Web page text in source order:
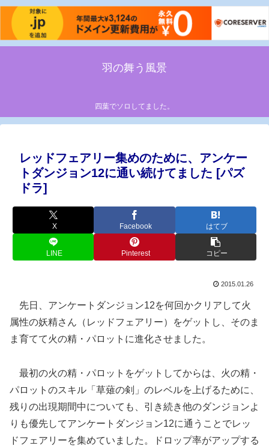
羽の舞う風景
四葉でソロしてました。
レッドフェアリー集めのために、アンケー
トダンジョン12に通い続けてました [パズ
ドラ]
X Facebook はてブ
LINE Pinterest コピー
2015.01.26
先日、アンケートダンジョン12を何回かクリアして火
属性の妖精さん（レッドフェアリー）をゲットし、そのま
ま育てて火の精・パロットに進化させました。
最初の火の精・パロットをゲットしてからは、火の精・
パロットのスキル「草薙の剣」のレベルを上げるために、
残りの出現期間中についても、引き続き他のダンジョンよ
りも優先してアンケートダンジョン12に通うことでレッ
ドフェアリーを集めていました。ドロップ率がアップする